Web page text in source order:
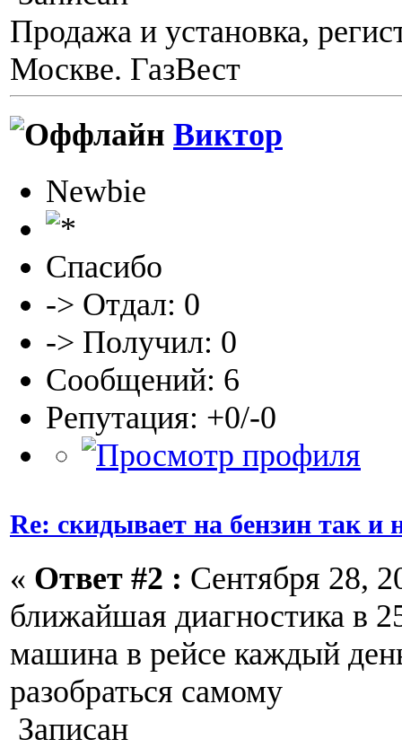
Продажа и установка,
Москве. ГазВест
Виктор
Newbie
Спасибо
-> Отдал: 0
-> Получил: 0
Сообщений: 6
Репутация: +0/-0
Re: скидывает на бензин так
« Ответ #2 : Сентября 28,
ближайшая диагностика в
машина в рейсе каждый
разобраться самому
Записан